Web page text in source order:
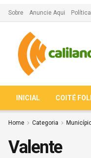
Sobre Anuncie Aqui
INICIAL COITÉ
Home Categoria
Valente